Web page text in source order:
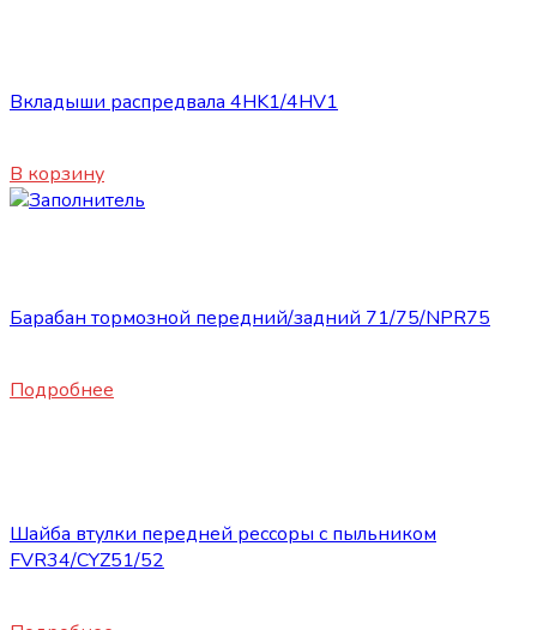
Вкладыши распредвала 4HK1/4HV1
В корзину
Барабан тормозной передний/задний 71/75/NPR75
Подробнее
Шайба втулки передней рессоры с пыльником
FVR34/CYZ51/52